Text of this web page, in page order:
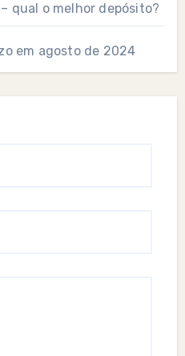
qual o melhor depósito?
em agosto de 2024